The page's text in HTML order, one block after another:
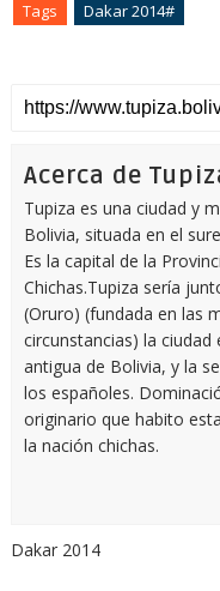
Tags
Dakar 2014#
Acerca de
Tupiza es una ciudad y
Bolivia, situada en el
Es la capital de la
Chichas.Tupiza sería
(Oruro) (fundada en las
circunstancias) la ciudad
antigua de Bolivia, y la
los españoles.
originario que habito
la nación chichas.
Dakar 2014